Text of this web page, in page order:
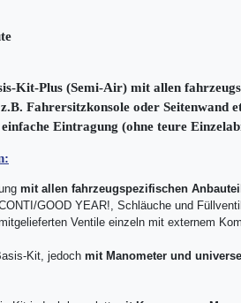
Kit-Plus (Semi-Air) mit allen
Fahrersitzkonsole oder Seitenwand
Eintragung (ohne teure
mit allen fahrzeugspezifischen
GOOD YEAR!, Schläuche und
Ventile einzeln mit externem
Kit, jedoch mit Manometer und